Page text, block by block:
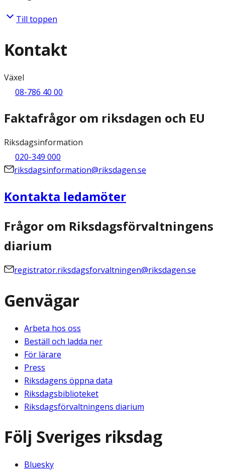
Till toppen
Kontakt
Växel
08-786 40 00
Faktafrågor om riksdagen och EU
Riksdagsinformation
020-349 000
riksdagsinformation@riksdagen.se
Kontakta ledamöter
Frågor om Riksdagsförvaltningens
diarium
registrator.riksdagsforvaltningen@riksdagen.se
Genvägar
Arbeta hos oss
Beställ och ladda ner
För lärare
Press
Riksdagens öppna data
Riksdagsbiblioteket
Riksdagsförvaltningens diarium
Följ Sveriges riksdag
Bluesky